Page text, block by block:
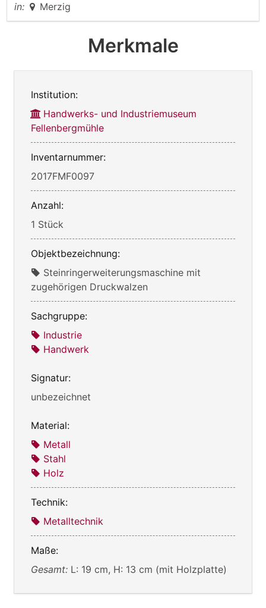
in:
Merzig
Merkmale
Institution:
Handwerks- und Industriemuseum
Fellenbergmühle
Inventarnummer:
2017FMF0097
Anzahl:
1 Stück
Objektbezeichnung:
Steinringerweiterungsmaschine mit
zugehörigen Druckwalzen
Sachgruppe:
Industrie
Handwerk
Signatur:
unbezeichnet
Material:
Metall
Stahl
Holz
Technik:
Metalltechnik
Maße:
Gesamt: L: 19 cm, H: 13 cm (mit Holzplatte)